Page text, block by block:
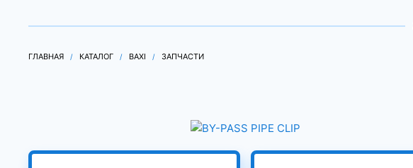
ГЛАВНАЯ КАТАЛОГ BAXI ЗАПЧАСТИ